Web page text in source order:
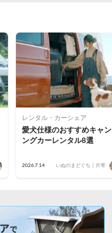
レンタル・カーシェア
愛犬仕様のおすすめキャ
ングカーレンタル8選
2026.7.14 いぬのまどぐち｜片寄